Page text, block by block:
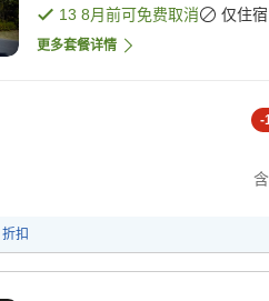
13 8月前可免费取消 仅住宿
更多套餐详情
-
折扣